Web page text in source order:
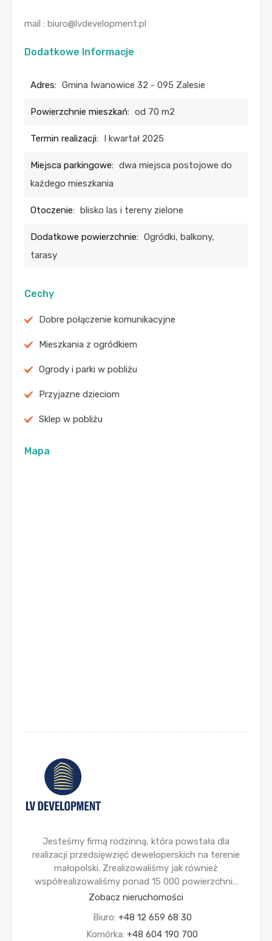
mail : biuro@lvdevelopment.pl
Dodatkowe Informacje
Adres: Gmina Iwanowice 32 - 095 Zalesie
Powierzchnie mieszkań: od 70 m2
Termin realizacji: I kwartał 2025
Miejsca parkingowe: dwa miejsca postojowe do
każdego mieszkania
Otoczenie: blisko las i tereny zielone
Dodatkowe powierzchnie: Ogródki, balkony,
tarasy
Cechy
Dobre połączenie komunikacyjne
Mieszkania z ogródkiem
Ogrody i parki w pobliżu
Przyjazne dzieciom
Sklep w pobliżu
Mapa
Jesteśmy firmą rodzinną, która powstała dla
realizacji przedsięwzięć deweloperskich na terenie
małopolski. Zrealizowaliśmy jak również
współrealizowaliśmy ponad 15 000 powierzchni…
Zobacz nieruchomości
Biuro: +48 12 659 68 30
Komórka: +48 604 190 700